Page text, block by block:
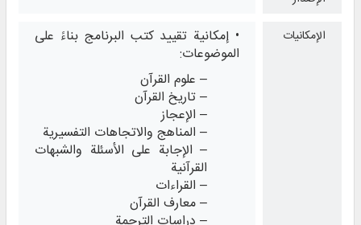
الإمكانيات
• إمكانية تقييد كتب البرنامج بناءً على
الموضوعات:
– علوم القرآن
– تاريخ القرآن
– الإعجاز
– المناهج والاتجاهات التفسيرية
– الإجابة على الأسئلة والشبهات
القرآنية
– القراءات
– معارف القرآن